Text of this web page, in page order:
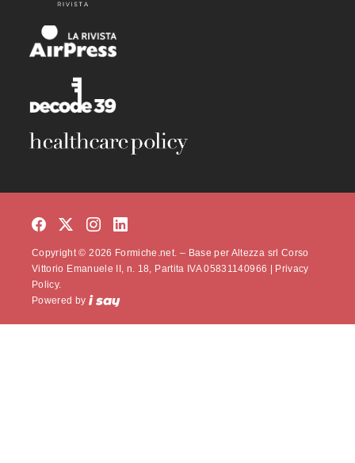
Copyright © 2026 Formiche.net. – Base per Altezza srl Corso
Vittorio Emanuele II, n. 18, Partita IVA 05831140966 |
Privacy
Policy.
Powered by